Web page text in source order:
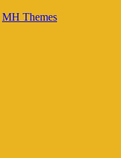
MH Themes